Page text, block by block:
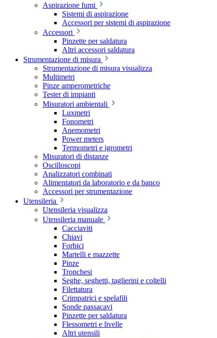
Aspirazione fumi
Sistemi di aspirazione
Accessori per sistemi di aspirazione
Accessori
Pinzette per saldatura
Altri accessori saldatura
Strumentazione di misura
Strumentazione di misura visualizza
Multimetri
Pinze amperometriche
Tester di impianti
Misuratori ambientali
Luxmetri
Fonometri
Anemometri
Power meters
Termometri e igrometri
Misuratori di distanze
Oscilloscopi
Analizzatori combinati
Alimentatori da laboratorio e da banco
Accessori per strumentazione
Utensileria
Utensileria visualizza
Utensileria manuale
Cacciaviti
Chiavi
Forbici
Martelli e mazzette
Pinze
Tronchesi
Seghe, seghetti, taglierini e coltelli
Filettatura
Crimpatrici e spelafili
Sonde passacavi
Pinzette per saldatura
Flessometri e livelle
Altri utensili